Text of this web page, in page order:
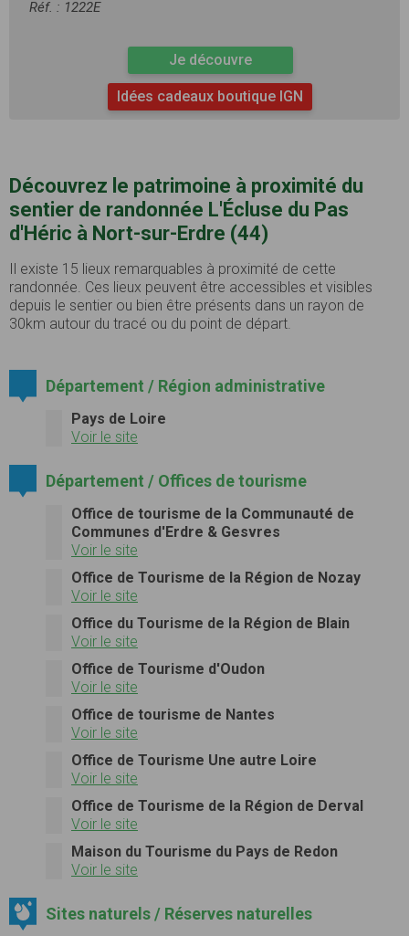
Réf. : 1222E
Je découvre
Idées cadeaux boutique IGN
Découvrez le patrimoine à proximité du
sentier de randonnée L'Écluse du Pas
d'Héric à Nort-sur-Erdre (44)
Il existe 15 lieux remarquables à proximité de cette
randonnée. Ces lieux peuvent être accessibles et visibles
depuis le sentier ou bien être présents dans un rayon de
30km autour du tracé ou du point de départ.
Département / Région administrative
Pays de Loire
Voir le site
Département / Offices de tourisme
Office de tourisme de la Communauté de
Communes d'Erdre & Gesvres
Voir le site
Office de Tourisme de la Région de Nozay
Voir le site
Office du Tourisme de la Région de Blain
Voir le site
Office de Tourisme d'Oudon
Voir le site
Office de tourisme de Nantes
Voir le site
Office de Tourisme Une autre Loire
Voir le site
Office de Tourisme de la Région de Derval
Voir le site
Maison du Tourisme du Pays de Redon
Voir le site
Sites naturels / Réserves naturelles